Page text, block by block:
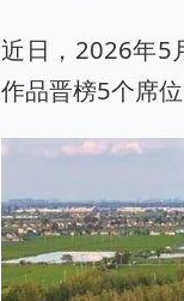
近日，2026年5
作品晋榜5个席